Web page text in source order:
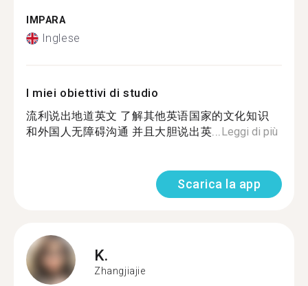
IMPARA
Inglese
I miei obiettivi di studio
流利说出地道英文 了解其他英语国家的文化知识
和外国人无障碍沟通 并且大胆说出英...Leggi di più
Scarica la app
K.
Zhangjiajie